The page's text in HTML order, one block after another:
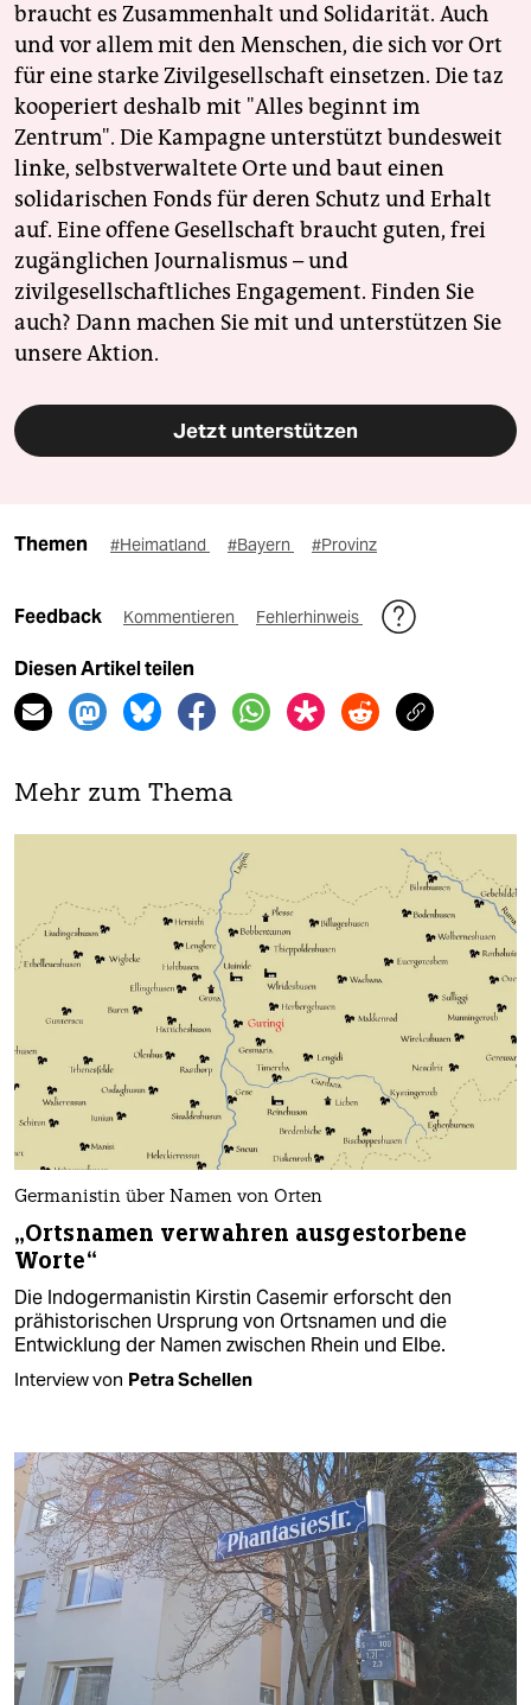
braucht es Zusammenhalt und Solidarität. Auch
und vor allem mit den Menschen, die sich vor Ort
für eine starke Zivilgesellschaft einsetzen. Die taz
kooperiert deshalb mit "Alles beginnt im
Zentrum". Die Kampagne unterstützt bundesweit
linke, selbstverwaltete Orte und baut einen
solidarischen Fonds für deren Schutz und Erhalt
auf. Eine offene Gesellschaft braucht guten, frei
zugänglichen Journalismus – und
zivilgesellschaftliches Engagement. Finden Sie
auch? Dann machen Sie mit und unterstützen Sie
unsere Aktion.
Jetzt unterstützen
Themen #Heimatland #Bayern #Provinz
Feedback Kommentieren Fehlerhinweis
Diesen Artikel teilen
Mehr zum Thema
Germanistin über Namen von Orten
„Ortsnamen verwahren ausgestorbene
Worte“
Die Indogermanistin Kirstin Casemir erforscht den
prähistorischen Ursprung von Ortsnamen und die
Entwicklung der Namen zwischen Rhein und Elbe.
Interview von Petra Schellen